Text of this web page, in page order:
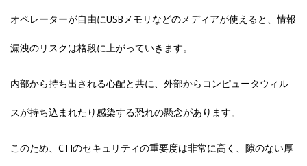
オペレーターが自由にUSBメモリなどのメディアが使えると、情報
漏洩のリスクは格段に上がっていきます。
内部から持ち出される心配と共に、外部からコンピュータウィル
スが持ち込まれたり感染する恐れの懸念があります。
このため、 CTIのセキュリティの重要度は非常に高く、隙のない厚